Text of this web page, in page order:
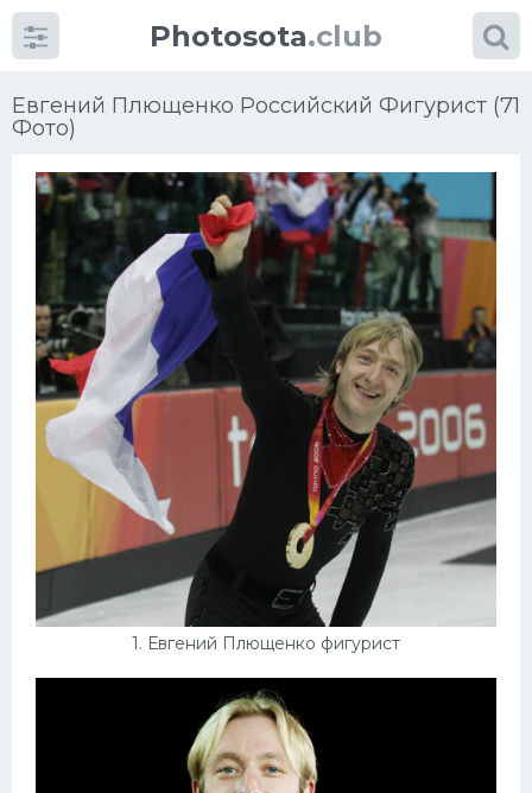
Photosota.club
Евгений Плющенко Российский Фигурист (71
Фото)
1. Евгений Плющенко фигурист
Категории Фото
Много картинок...
Футбол
Баскетбол
Хоккей
Конькобежный спорт
Тренажеры